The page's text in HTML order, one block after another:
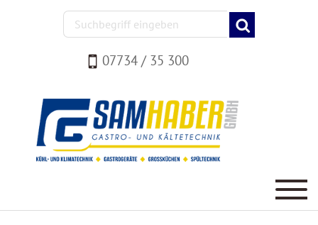
07734 / 35 300